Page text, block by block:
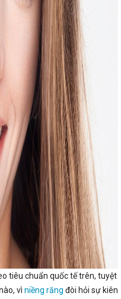
tiêu chuẩn quốc tế trên, tuyệt
vì niềng răng đòi hỏi sự kiên